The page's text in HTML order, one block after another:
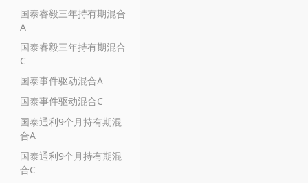
国泰睿毅三年持有期混合
A
国泰睿毅三年持有期混合
C
国泰事件驱动混合A
国泰事件驱动混合C
国泰通利9个月持有期混
合A
国泰通利9个月持有期混
合C